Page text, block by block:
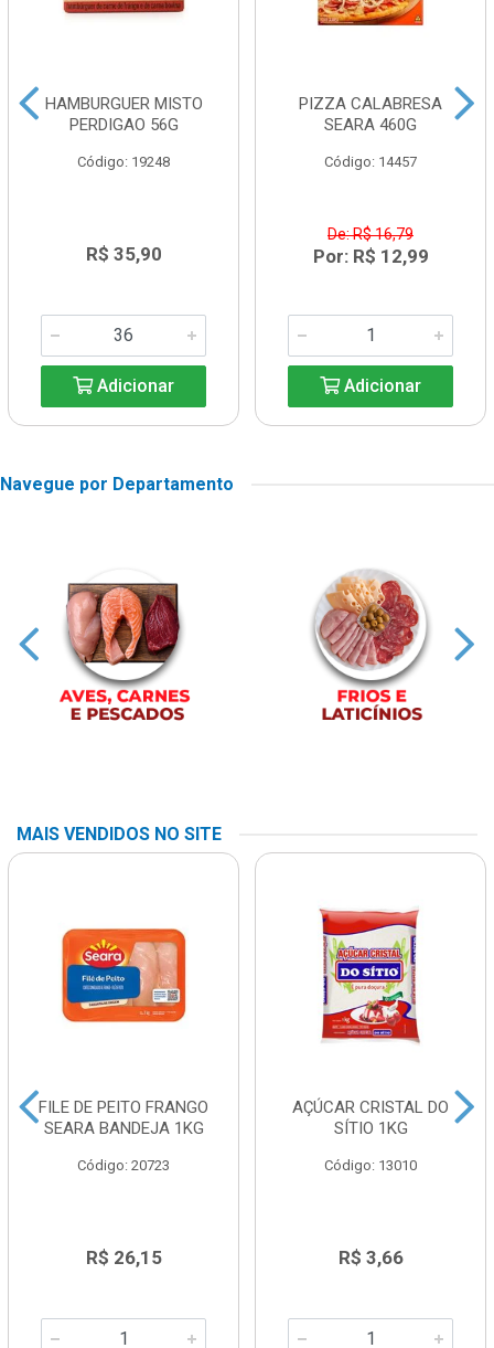
HAMBURGUER MISTO
PERDIGAO 56G
Código: 19248
R$ 35,90
Adicionar
PIZZA CALABRESA
SEARA 460G
Código: 14457
De: R$ 16,79
Por: R$ 12,99
Adicionar
Navegue por Departamento
MAIS VENDIDOS NO SITE
FILE DE PEITO FRANGO
SEARA BANDEJA 1KG
Código: 20723
R$ 26,15
AÇÚCAR CRISTAL DO
SÍTIO 1KG
Código: 13010
R$ 3,66